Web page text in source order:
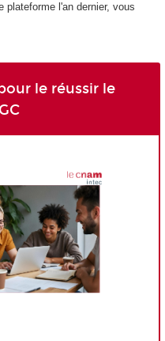
l'an dernier, vous
le réussir le